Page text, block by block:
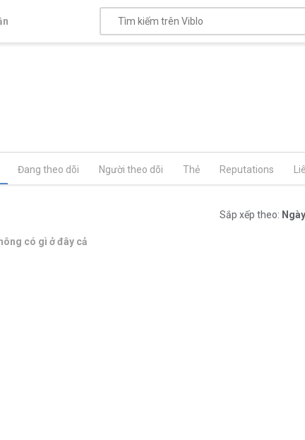
Đang theo dõi Người theo dõi Thẻ Reputations
Sắp xếp theo:
có gì ở đây cả